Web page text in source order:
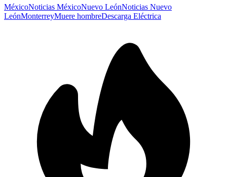
MéxicoNoticias MéxicoNuevo LeónNoticias Nuevo
LeónMonterreyMuere hombreDescarga Eléctrica